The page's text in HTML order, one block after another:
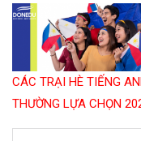
CÁC TRẠI HÈ TIẾNG
THƯỜNG LỰA CHỌN